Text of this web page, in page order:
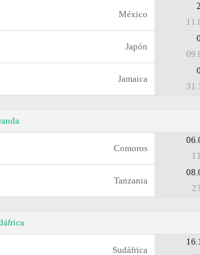
México
Japón
Jamaica
Comoros
Tanzania
Sudáfrica